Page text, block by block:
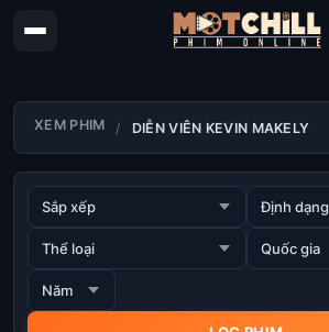
XEM PHIM DIỄN VIÊN KEVIN MAKELY